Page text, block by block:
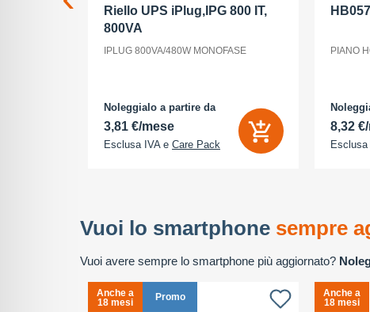
Riello UPS iPlug,IPG 800 IT,
800VA
IPLUG 800VA/480W MONOFASE
Noleggialo a partire da
3,81 €/mese
Esclusa IVA e Care Pack
PIANO
8,32
Esclusa
Vuoi lo smartphone sempre
Vuoi avere sempre lo smartphone più aggiornato?
Anche a
18 mesi
Promo
Anche a
18 mesi